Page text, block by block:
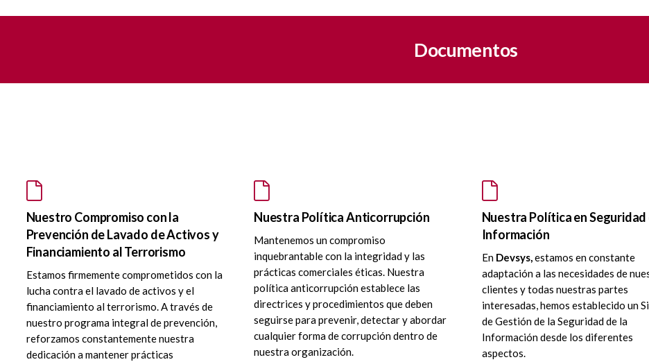
Documentos
Nuestro Compromiso con la
Prevención de Lavado de Activos y
Financiamiento al Terrorismo
Estamos firmemente comprometidos con la
lucha contra el lavado de activos y el
financiamiento al terrorismo. A través de
nuestro programa integral de prevención,
reforzamos constantemente nuestra
dedicación a mantener prácticas
Nuestra Política Anticorrupción
Mantenemos un compromiso
inquebrantable con la integridad y las
prácticas comerciales éticas. Nuestra
política anticorrupción establece las
directrices y procedimientos que deben
seguirse para prevenir, detectar y abordar
cualquier forma de corrupción dentro de
nuestra organización.
Nuestra Política en Seguridad
Información
En Devsys,estamos en constante
adaptación a las necesidades de
clientes y todas nuestras partes
interesadas, hemos establecido un
de Gestión de la Seguridad de la
Información desde los diferentes
aspectos.